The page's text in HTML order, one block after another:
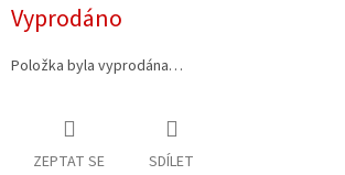
cena:
Vyprodáno
Položka byla vyprodána…
ZEPTAT SE SDÍLET